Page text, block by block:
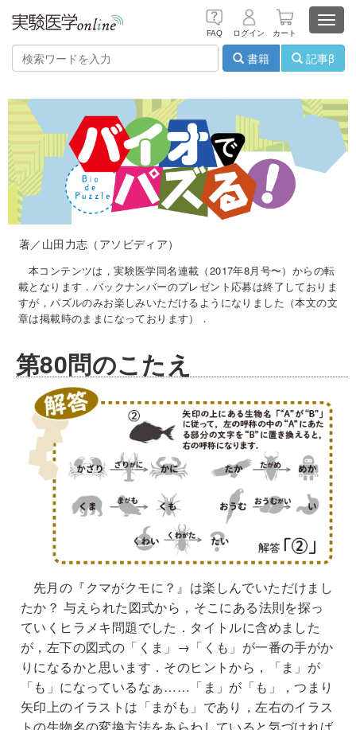
FAQ ログイン カート
書籍
記事β
著／山田力志（アソビディア）
本コンテンツは，実験医学同名連載（2017年8月号〜）からの転
載となります．バックナンバーのプレゼント応募は終了しておりま
すが，パズルのみお楽しみいただけるようになりました（本文の文
章は掲載時のままになっております）．
第80問のこたえ
先月の『クマがクモに？』は楽しんでいただけまし
たか？ 与えられた図式から，そこにある法則を探っ
ていくヒラメキ問題でした．タイトルに含めました
が，左下の図式の「くま」→「くも」が一番の手がか
りになるかと思います．そのヒントから，「ま」が
「も」になっているなぁ……「ま」が「も」，つまり
矢印上のイラストは「まがも」であり，左右のイラス